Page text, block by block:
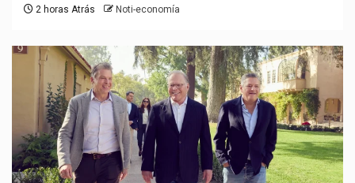
2 horas Atrás Noti-economía